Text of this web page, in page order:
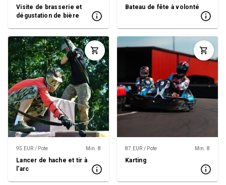
Visite de brasserie et
dégustation de bière
Bateau de fête à volonté
95 EUR / Pote Min. 8
Lancer de hache et tir à
l'arc
87 EUR / Pote Min. 8
Karting